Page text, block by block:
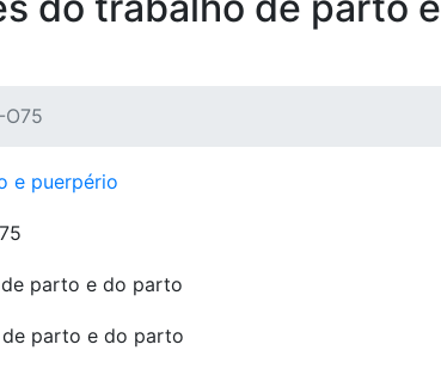
e puerpério
parto e do parto
parto e do parto